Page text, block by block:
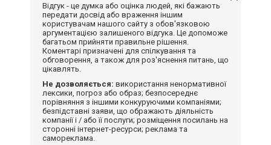
Відгук - це думка або оцінка людей, які бажають
передати досвід або враження іншим
користувачам нашого сайту з обов'язковою
аргументацією залишеного відгука. Це допоможе
багатьом прийняти правильне рішення.
Коментарі призначені для спілкування та
обговорення, а також для роз'яснення питань, що
цікавлять.
Не дозволяється: використання ненормативної
лексики, погроз або образ; безпосереднє
порівняння з іншими конкуруючими компаніями;
безпідставні заяви, що ображають діяльність
компанії і / або її послуги; розміщення посилань на
сторонні інтернет-ресурси; реклама та
самореклама.